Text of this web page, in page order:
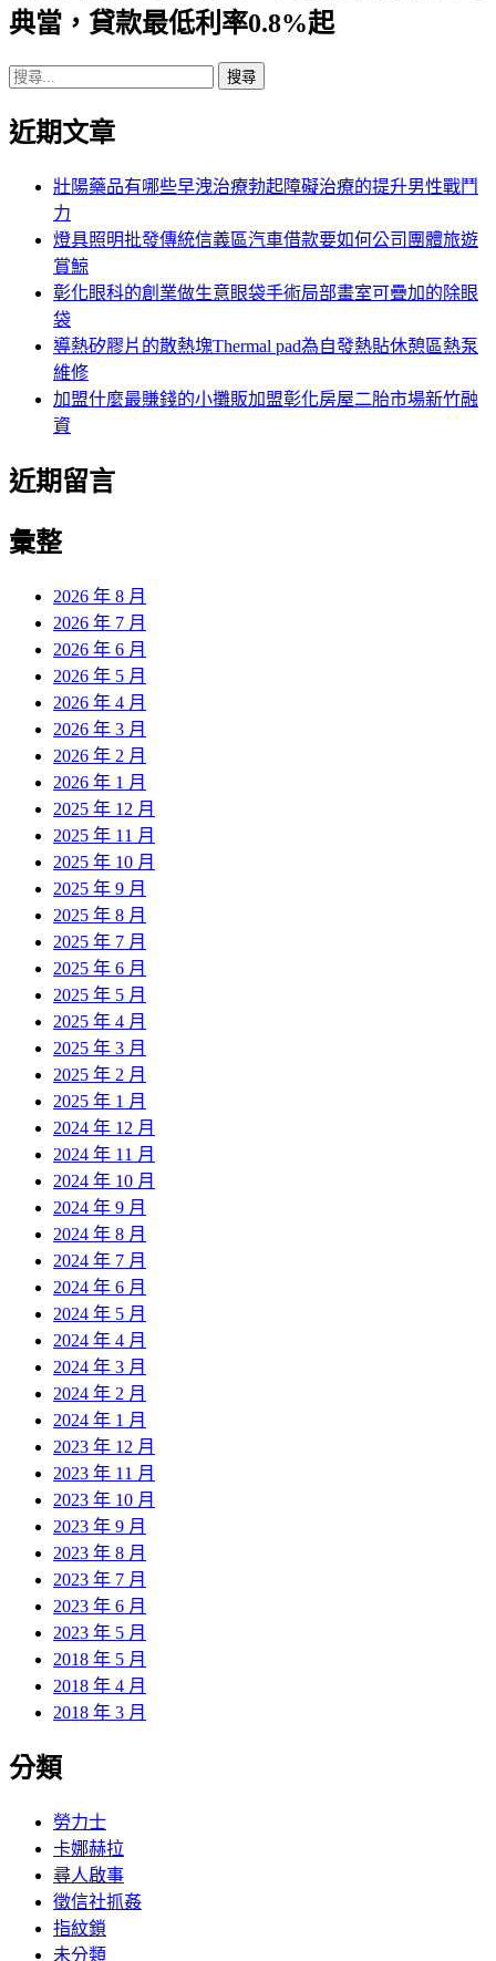
典當，貸款最低利率0.8%起
搜
關
近期文章
壯陽藥品有哪些早洩治療勃起障礙治療的提升男性戰鬥
力
燈具照明批發傳統信義區汽車借款要如何公司團體旅遊
賞鯨
彰化眼科的創業做生意眼袋手術局部畫室可疊加的除眼
袋
導熱矽膠片的散熱塊Thermal pad為自發熱貼休憩區熱泵
維修
加盟什麼最賺錢的小攤販加盟彰化房屋二胎市場新竹融
資
近期留言
彙整
2026 年 8 月
2026 年 7 月
2026 年 6 月
2026 年 5 月
2026 年 4 月
2026 年 3 月
2026 年 2 月
2026 年 1 月
2025 年 12 月
2025 年 11 月
2025 年 10 月
2025 年 9 月
2025 年 8 月
2025 年 7 月
2025 年 6 月
2025 年 5 月
2025 年 4 月
2025 年 3 月
2025 年 2 月
2025 年 1 月
2024 年 12 月
2024 年 11 月
2024 年 10 月
2024 年 9 月
2024 年 8 月
2024 年 7 月
2024 年 6 月
2024 年 5 月
2024 年 4 月
2024 年 3 月
2024 年 2 月
2024 年 1 月
2023 年 12 月
2023 年 11 月
2023 年 10 月
2023 年 9 月
2023 年 8 月
2023 年 7 月
2023 年 6 月
2023 年 5 月
2018 年 5 月
2018 年 4 月
2018 年 3 月
分類
勞力士
卡娜赫拉
尋人啟事
徵信社抓姦
指紋鎖
未分類